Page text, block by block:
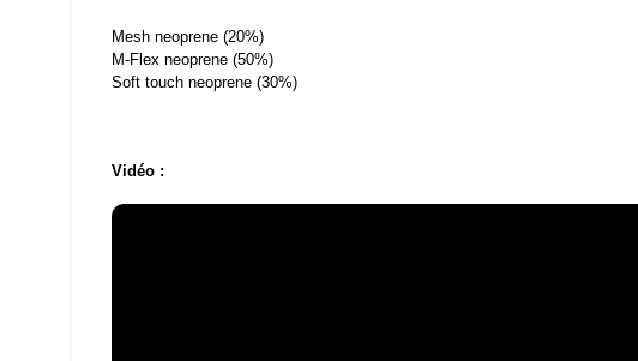
Mesh neoprene (20%)
M-Flex neoprene (50%)
Soft touch neoprene (30%)
Vidéo :